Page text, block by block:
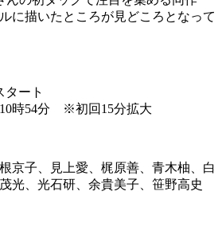
に描いたところが見どころとなって
タート
時54分 ※初回15分拡大
京子、見上愛、梶原善、青木柚、白
光、光石研、余貴美子、笹野高史